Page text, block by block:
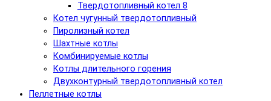
Твердотопливный котел 8
Котел чугунный твердотопливный
Пиролизный котел
Шахтные котлы
Комбинируемые котлы
Котлы длительного горения
Двухконтурный твердотопливный котел
Пеллетные котлы